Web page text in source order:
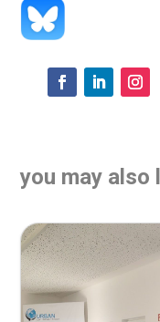
you may also